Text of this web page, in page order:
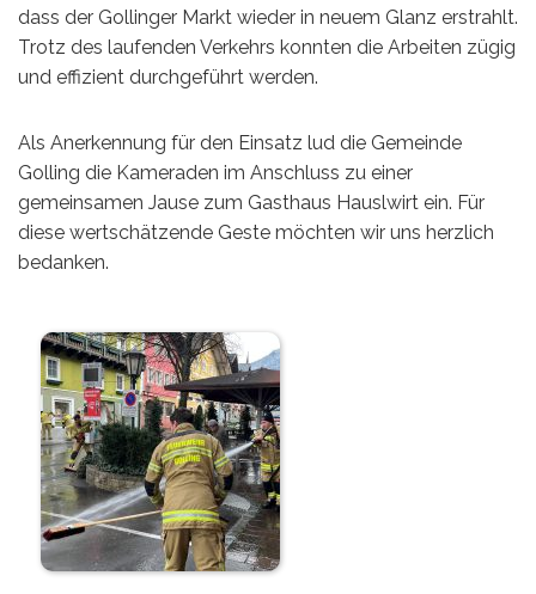
dass der Gollinger Markt wieder in neuem Glanz erstrahlt.
Trotz des laufenden Verkehrs konnten die Arbeiten zügig
und effizient durchgeführt werden.
Als Anerkennung für den Einsatz lud die Gemeinde
Golling die Kameraden im Anschluss zu einer
gemeinsamen Jause zum Gasthaus Hauslwirt ein. Für
diese wertschätzende Geste möchten wir uns herzlich
bedanken.